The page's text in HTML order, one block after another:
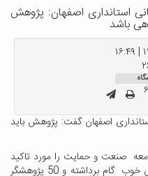
استانداری اصفهان: پژوهش
باشد
اصفهان گفت: پژوهش باید
صنعت و حمایت را مورد تاکید
قرار داد و افزود: کاشان در حوزه پژوهش خوب گام برداشته و 50 پژوهشگر